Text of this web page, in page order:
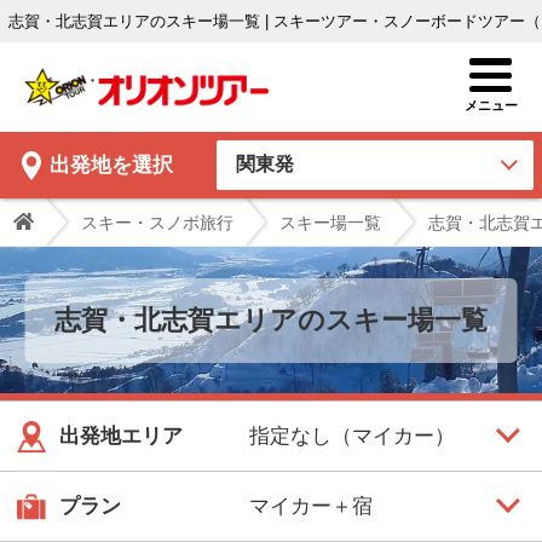
志賀・北志賀エリアのスキー場一覧 | スキーツアー・スノーボードツアー
出発地を選択
スキー・スノボ旅行 スキー場一覧 志賀・北志賀
志賀・北志賀エリアのスキー場一覧
出発地エリア
プラン